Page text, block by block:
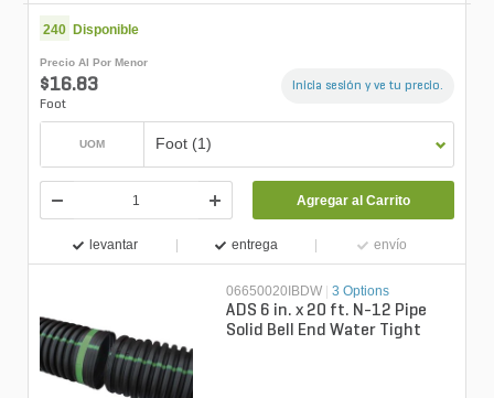
240 Disponible
Precio Al Por Menor
$16.83
Foot
Inicia sesión y ve tu precio.
UOM Foot (1)
Agregar al Carrito
levantar entrega envío
06650020IBDW | 3 Options
ADS 6 in. x 20 ft. N-12 Pipe
Solid Bell End Water Tight